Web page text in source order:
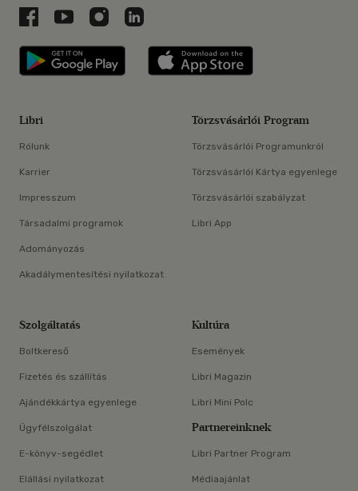
Libri a Facebookon
Libri a Youtube-on
Libri az Instagramon
Libri a LinkedInen
Libri applikáció Szerezd meg: Google
Libri
Rólunk
Karrier
Impresszum
Társadalmi programok
Adományozás
Akadálymentesítési nyilatkozat
Törzsvásárlói Program
Törzsvásárlói Programunkról
Törzsvásárlói Kártya egyenlege
Törzsvásárlói szabályzat
Libri App
Szolgáltatás
Boltkereső
Fizetés és szállítás
Ajándékkártya egyenlege
Ügyfélszolgálat
E-könyv-segédlet
Elállási nyilatkozat
Kultúra
Események
Libri Magazin
Libri Mini Polc
Partnereinknek
Libri Partner Program
Médiaajánlat